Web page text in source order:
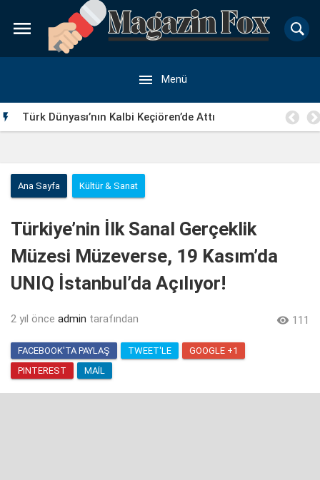

 Menü
 Türk Dünyası’nın Kalbi Keçiören’de Attı
Ana Sayfa Kültür & Sanat
Türkiye’nin İlk Sanal Gerçeklik
Müzesi Müzeverse, 19 Kasım’da
UNIQ İstanbul’da Açılıyor!
2 yıl önce admin tarafından  111
FACEBOOK'TA PAYLAŞ TWEET'LE
GOOGLE +1
PINTEREST
MAIL